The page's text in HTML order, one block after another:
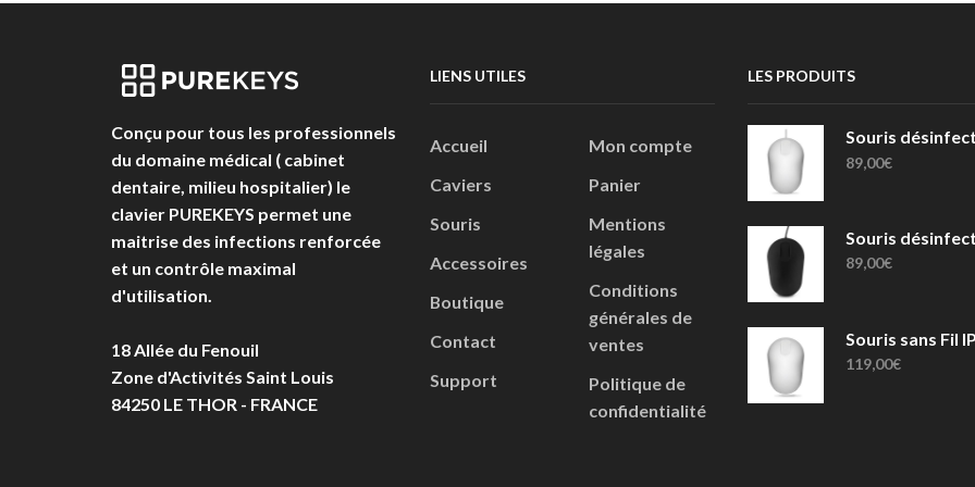
Conçu pour tous les professionnels
du domaine médical ( cabinet
dentaire, milieu hospitalier) le
clavier PUREKEYS permet une
maitrise des infections renforcée
et un contrôle maximal
d'utilisation.
18 Allée du Fenouil
Zone d'Activités Saint Louis
84250 LE THOR - FRANCE
LIENS UTILES
Accueil
Caviers
Souris
Accessoires
Boutique
Contact
Support
Mon compte
Panier
Mentions
légales
Conditions
générales de
ventes
Politique de
confidentialité
LES PRODUITS
89,00€
89,00€
119,00€